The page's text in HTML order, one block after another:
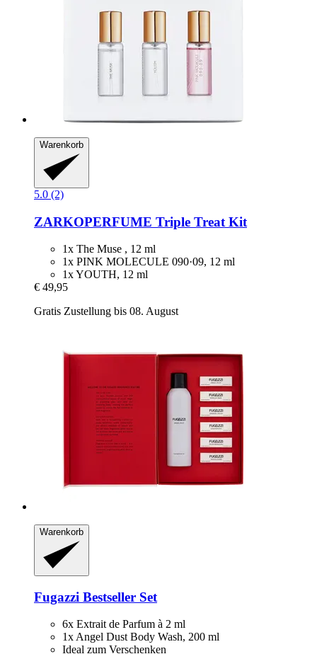
Warenkorb
5.0 (2)
ZARKOPERFUME Triple Treat Kit
1x The Muse , 12 ml
1x PINK MOLECULE 090·09, 12 ml
1x YOUTH, 12 ml
€ 49,95
Gratis Zustellung bis 08. August
Warenkorb
Fugazzi Bestseller Set
6x Extrait de Parfum à 2 ml
1x Angel Dust Body Wash, 200 ml
Ideal zum Verschenken